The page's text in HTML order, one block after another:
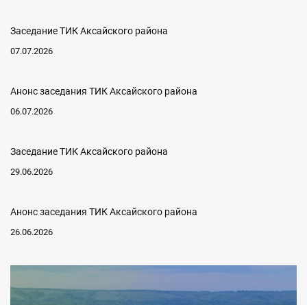
Заседание ТИК Аксайского района
07.07.2026
Анонс заседания ТИК Аксайского района
06.07.2026
Заседание ТИК Аксайского района
29.06.2026
Анонс заседания ТИК Аксайского района
26.06.2026